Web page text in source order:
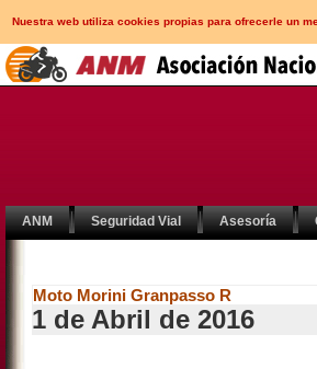
Nuestra web utiliza cookies propias para ofrecerle un
ANM Seguridad Vial Asesoría
Moto Morini Granpasso R
1 de Abril de 2016